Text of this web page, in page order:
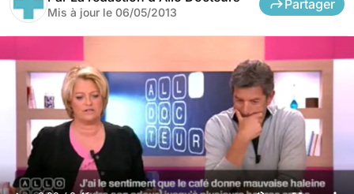
Mis à jour le 06/05/2013
Partager